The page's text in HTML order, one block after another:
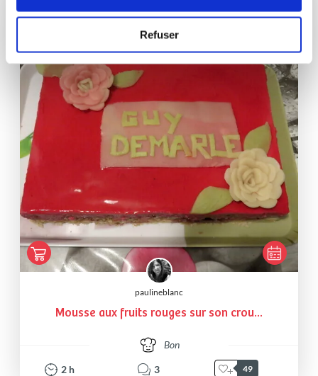
Refuser
paulineblanc
Mousse aux fruits rouges sur son crou...
Bon
2 h 3 49